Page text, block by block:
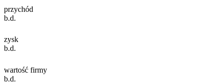
przychód
b.d.
zysk
b.d.
wartość firmy
b.d.